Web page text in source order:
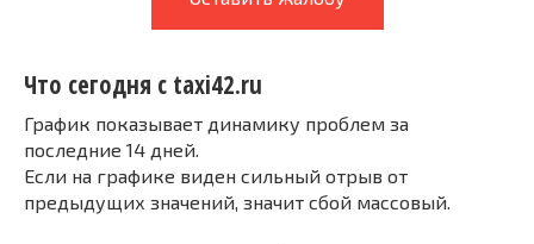
Что сегодня с taxi42.ru
График показывает динамику проблем за
последние 14 дней.
Если на графике виден сильный отрыв от
предыдущих значений, значит сбой массовый.